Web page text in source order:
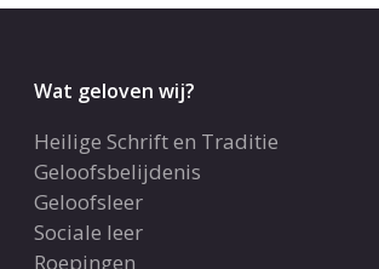
Wat geloven wij?
Heilige Schrift en Traditie
Geloofsbelijdenis
Geloofsleer
Sociale leer
Roepingen